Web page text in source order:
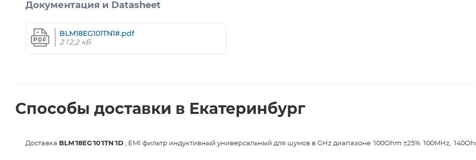
Документация и Datasheet
BLM18EG101TN1#.pdf
212,2 кБ
Способы доставки в Екатеринбург
Доставка BLM18EG101TN1D , EMI фильтр индуктивный универсальный для шумов в GHz диапазоне 100Ohm ±25% 100MHz,